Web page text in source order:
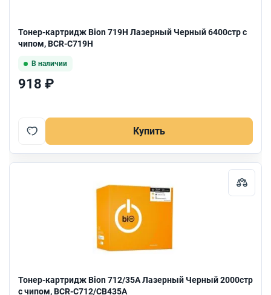
Тонер-картридж Bion 719H Лазерный Черный 6400стр с
чипом, BCR-C719H
В наличии
918 ₽
Купить
Тонер-картридж Bion 712/35A Лазерный Черный 2000стр
с чипом, BCR-C712/CB435A